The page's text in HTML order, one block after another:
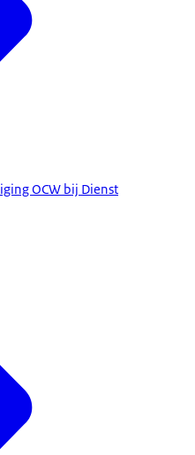
OCW bij Dienst